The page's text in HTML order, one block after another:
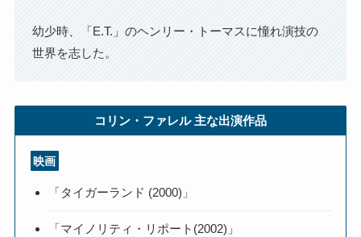
幼少時、「E.T.」のヘンリー・トーマスに憧れ演技の
世界を志した。
コリン・ファレル 主な出演作品
映画
「タイガーランド (2000)」
「マイノリティ・リポート(2002)」